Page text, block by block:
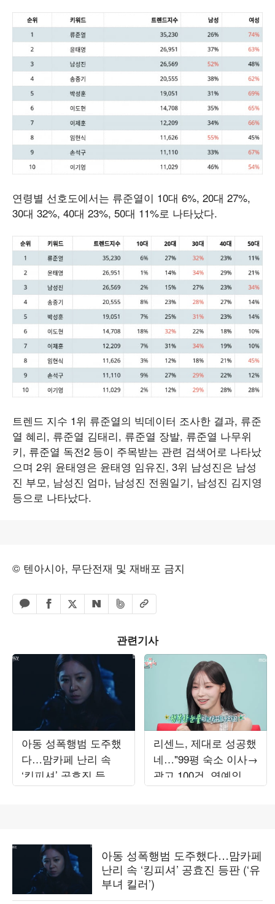
연령별 선호도에서는 류준열이 10대 6%, 20대 27%,
30대 32%, 40대 23%, 50대 11%로 나타났다.
트렌드 지수 1위 류준열의 빅데이터 조사한 결과, 류준
열 혜리, 류준열 김태리, 류준열 장발, 류준열 나무위
키, 류준열 독전2 등이 주목받는 관련 검색어로 나타났
으며 2위 윤태영은 윤태영 임유진, 3위 남성진은 남성
진 부모, 남성진 엄마, 남성진 전원일기, 남성진 김지영
등으로 나타났다.
© 텐아시아, 무단전재 및 재배포 금지
카카오톡 공유하기
페이스북 공유하기
엑스 공유하기
네이버 공유하기
밴드 공유하기
URL복사
관련기사
아동 성폭행범 도주했
다…맘카페 난리 속
‘킹피셔’ 공효진 등판
(‘유부녀 킬러’)
리센느, 제대로 성공했
네…"99평 숙소 이사→
광고 100건, 연예인병
경계" ('전참시')
아동 성폭행범 도주했다…맘카페
난리 속 ‘킹피셔’ 공효진 등판 (‘유
부녀 킬러’)